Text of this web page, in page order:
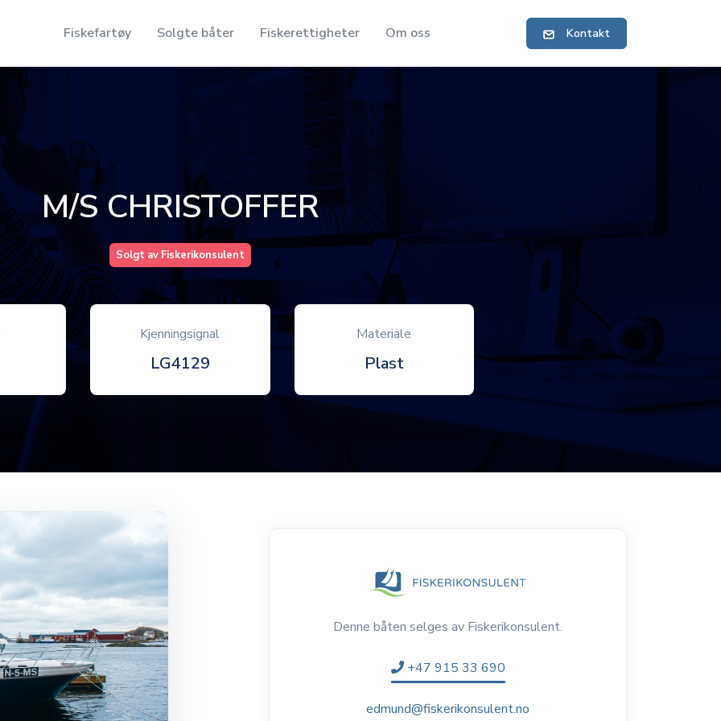
Fiskefartøy Solgte båter Fiskerettigheter Om oss Kontakt
M/S CHRISTOFFER
Solgt av Fiskerikonsulent
Kjenningsignal
LG4129
Materiale
Plast
Denne båten selges av Fiskerikonsulent.
+47 915 33 690
edmund@fiskerikonsulent.no